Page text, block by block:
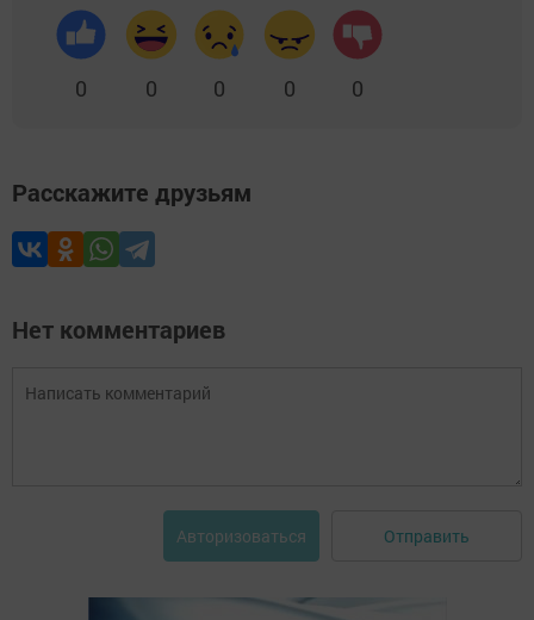
0 0 0 0 0
Расскажите друзьям
Нет комментариев
Авторизоваться Отправить